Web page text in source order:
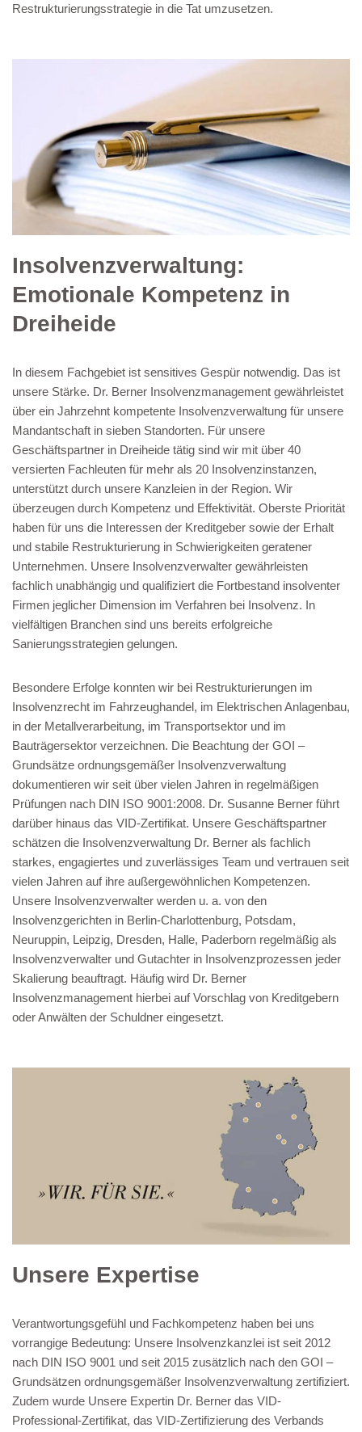
Restrukturierungsstrategie in die Tat umzusetzen.
Insolvenzverwaltung:
Emotionale Kompetenz in
Dreiheide
In diesem Fachgebiet ist sensitives Gespür notwendig. Das ist
unsere Stärke. Dr. Berner Insolvenzmanagement gewährleistet
über ein Jahrzehnt kompetente Insolvenzverwaltung für unsere
Mandantschaft in sieben Standorten. Für unsere
Geschäftspartner in Dreiheide tätig sind wir mit über 40
versierten Fachleuten für mehr als 20 Insolvenzinstanzen,
unterstützt durch unsere Kanzleien in der Region. Wir
überzeugen durch Kompetenz und Effektivität. Oberste Priorität
haben für uns die Interessen der Kreditgeber sowie der Erhalt
und stabile Restrukturierung in Schwierigkeiten geratener
Unternehmen. Unsere Insolvenzverwalter gewährleisten
fachlich unabhängig und qualifiziert die Fortbestand insolventer
Firmen jeglicher Dimension im Verfahren bei Insolvenz. In
vielfältigen Branchen sind uns bereits erfolgreiche
Sanierungsstrategien gelungen.
Besondere Erfolge konnten wir bei Restrukturierungen im
Insolvenzrecht im Fahrzeughandel, im Elektrischen Anlagenbau,
in der Metallverarbeitung, im Transportsektor und im
Bauträgersektor verzeichnen. Die Beachtung der GOI –
Grundsätze ordnungsgemäßer Insolvenzverwaltung
dokumentieren wir seit über vielen Jahren in regelmäßigen
Prüfungen nach DIN ISO 9001:2008. Dr. Susanne Berner führt
darüber hinaus das VID-Zertifikat. Unsere Geschäftspartner
schätzen die Insolvenzverwaltung Dr. Berner als fachlich
starkes, engagiertes und zuverlässiges Team und vertrauen seit
vielen Jahren auf ihre außergewöhnlichen Kompetenzen.
Unsere Insolvenzverwalter werden u. a. von den
Insolvenzgerichten in Berlin-Charlottenburg, Potsdam,
Neuruppin, Leipzig, Dresden, Halle, Paderborn regelmäßig als
Insolvenzverwalter und Gutachter in Insolvenzprozessen jeder
Skalierung beauftragt. Häufig wird Dr. Berner
Insolvenzmanagement hierbei auf Vorschlag von Kreditgebern
oder Anwälten der Schuldner eingesetzt.
Unsere Expertise
Verantwortungsgefühl und Fachkompetenz haben bei uns
vorrangige Bedeutung: Unsere Insolvenzkanzlei ist seit 2012
nach DIN ISO 9001 und seit 2015 zusätzlich nach den GOI –
Grundsätzen ordnungsgemäßer Insolvenzverwaltung zertifiziert.
Zudem wurde Unsere Expertin Dr. Berner das VID-
Professional-Zertifikat, das VID-Zertifizierung des Verbands